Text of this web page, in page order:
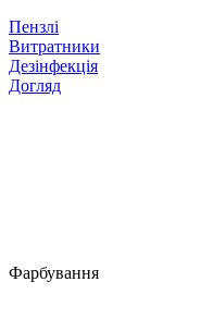
Пензлі
Витратники
Дезінфекція
Догляд
Фарбування